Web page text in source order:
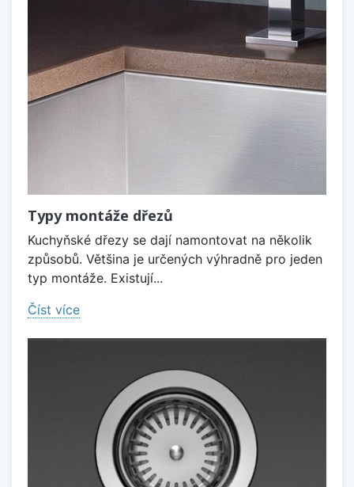
Typy montáže dřezů
Kuchyňské dřezy se dají namontovat na několik
způsobů. Většina je určených výhradně pro jeden
typ montáže. Existují...
Číst více